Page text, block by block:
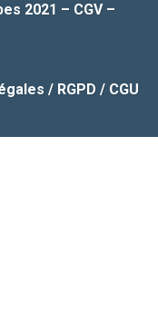
2021 – CGV–
/ RGPD / CGU